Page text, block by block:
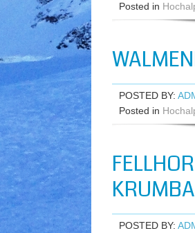
Posted in
POSTED BY:
Posted in
POSTED BY: